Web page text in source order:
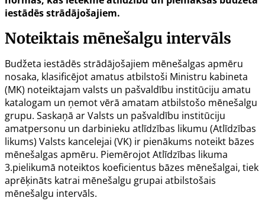
iestādēs strādājošajiem.
Noteiktais mēnešalgu intervāls
Budžeta iestādēs strādājošajiem mēnešalgas apmēru
nosaka, klasificējot amatus atbilstoši Ministru kabineta
(MK) noteiktajam valsts un pašvaldību institūciju amatu
katalogam un ņemot vērā amatam atbilstošo mēnešalgu
grupu. Saskaņā ar Valsts un pašvaldību institūciju
amatpersonu un darbinieku atlīdzības likumu (Atlīdzības
likums) Valsts kancelejai (VK) ir pienākums noteikt bāzes
mēnešalgas apmēru. Piemērojot Atlīdzības likuma
3.pielikumā noteiktos koeficientus bāzes mēnešalgai, tiek
aprēķināts katrai mēnešalgu grupai atbilstošais
mēnešalgu intervāls.